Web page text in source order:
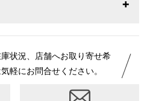
バスト 総丈
79〜87cm 100cm
状況、店舗へお取り寄せ希
軽にお問合せください。